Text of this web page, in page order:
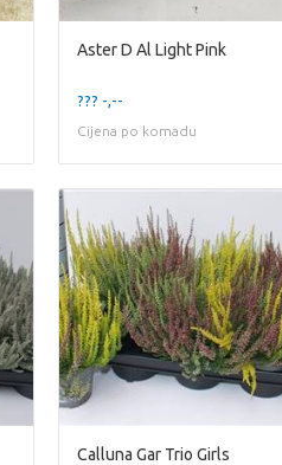
Aster D Al Light Pink
??? -,--
Cijena po komadu
Calluna Gar Trio Girls